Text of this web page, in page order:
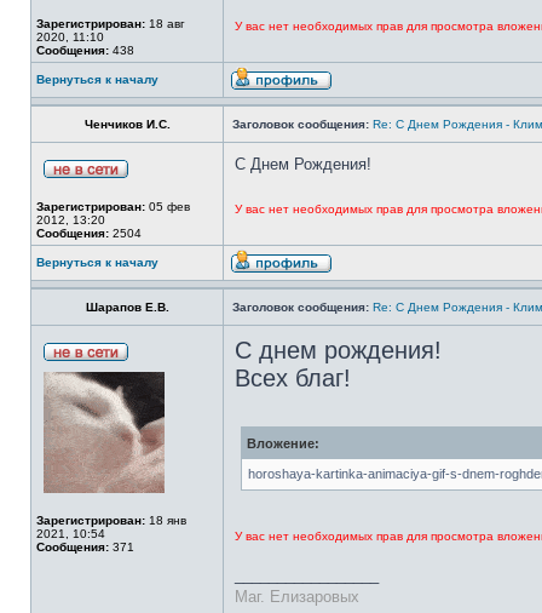
Зарегистрирован: 18 авг
2020, 11:10
Сообщения: 438
У вас нет необходимых прав для просмотра
Вернуться к началу
Ченчиков И.С. Заголовок сообщения: Re: С Днем Рождения -
Зарегистрирован: 05 фев
2012, 13:20
Сообщения: 2504
С Днем Рождения!
У вас нет необходимых прав для просмотра
Вернуться к началу
Шарапов Е.В. Заголовок сообщения: Re: С Днем Рождения -
Зарегистрирован: 18 янв
2021, 10:54
Сообщения: 371
С днем рождения!
Всех благ!
Вложение:
horoshaya-kartinka-animaciya-gif-s-dnem-
У вас нет необходимых прав для просмотра
Маг. Елизаровых